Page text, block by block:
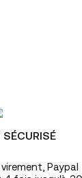
SÉCURISÉ
Paypal